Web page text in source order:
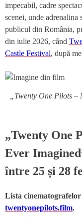
impecabil, cadre
scenei, unde adrenalina
publicul din România,
din iulie 2026, când
Castle Festival, după
„Twenty One Pilots
„Twenty One
Ever
între 25 și 28
Lista
twentyonepilots.film.